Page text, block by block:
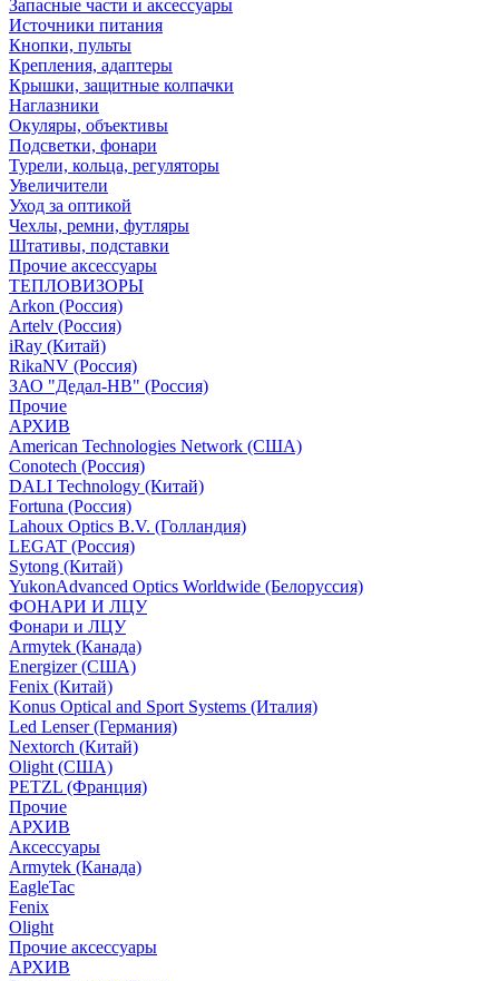
Запасные части и аксессуары
Источники питания
Кнопки, пульты
Крепления, адаптеры
Крышки, защитные колпачки
Наглазники
Окуляры, объективы
Подсветки, фонари
Турели, кольца, регуляторы
Увеличители
Уход за оптикой
Чехлы, ремни, футляры
Штативы, подставки
Прочие аксессуары
ТЕПЛОВИЗОРЫ
Arkon (Россия)
Artelv (Россия)
iRay (Китай)
RikaNV (Россия)
ЗАО "Дедал-НВ" (Россия)
Прочие
АРХИВ
American Technologies Network (США)
Conotech (Россия)
DALI Technology (Китай)
Fortuna (Россия)
Lahoux Optics B.V. (Голландия)
LEGAT (Россия)
Sytong (Китай)
YukonAdvanced Optics Worldwide (Белоруссия)
ФОНАРИ И ЛЦУ
Фонари и ЛЦУ
Armytek (Канада)
Energizer (США)
Fenix (Китай)
Konus Optical and Sport Systems (Италия)
Led Lenser (Германия)
Nextorch (Китай)
Olight (США)
PETZL (Франция)
Прочие
АРХИВ
Аксессуары
Armytek (Канада)
EagleTac
Fenix
Olight
Прочие аксессуары
АРХИВ